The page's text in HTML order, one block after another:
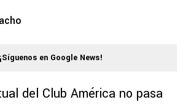
¡Síguenos en Google News!
del Club América no pasa